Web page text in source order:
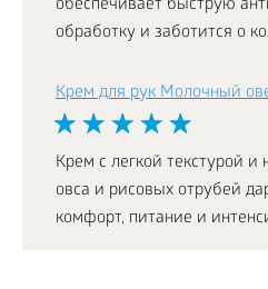
обеспечивает быструю
обработку и заботится о
Крем для рук Молочный
Крем с легкой текстурой
овса и рисовых отрубей
комфорт, питание и